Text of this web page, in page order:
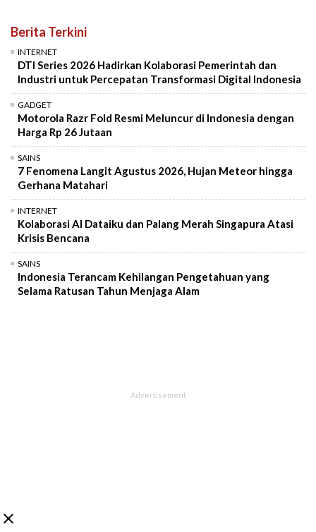
Berita Terkini
INTERNET
DTI Series 2026 Hadirkan Kolaborasi Pemerintah dan
Industri untuk Percepatan Transformasi Digital Indonesia
GADGET
Motorola Razr Fold Resmi Meluncur di Indonesia dengan
Harga Rp 26 Jutaan
SAINS
7 Fenomena Langit Agustus 2026, Hujan Meteor hingga
Gerhana Matahari
INTERNET
Kolaborasi AI Dataiku dan Palang Merah Singapura Atasi
Krisis Bencana
SAINS
Indonesia Terancam Kehilangan Pengetahuan yang
Selama Ratusan Tahun Menjaga Alam
